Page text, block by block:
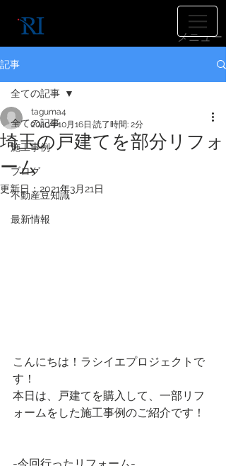
​メニュー
記事
全ての記事
施工事例
ブログ
不動産豆知識
最新情報
全ての記事
埼玉の戸建てを部分リフォ
ーム
taguma4
2020年10月16日 読了時間: 2分
更新日：2021年3月21日
こんにちは！ラシイエプロジェクトで
す！
本日は、戸建てを購入して、一部リフ
ォームをした施工事例のご紹介です！